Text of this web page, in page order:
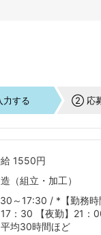
する ② 応募
1550円
（組立・加工）
～17:30 / *【勤務時
17：30 【夜勤】21：
平均30時間ほど